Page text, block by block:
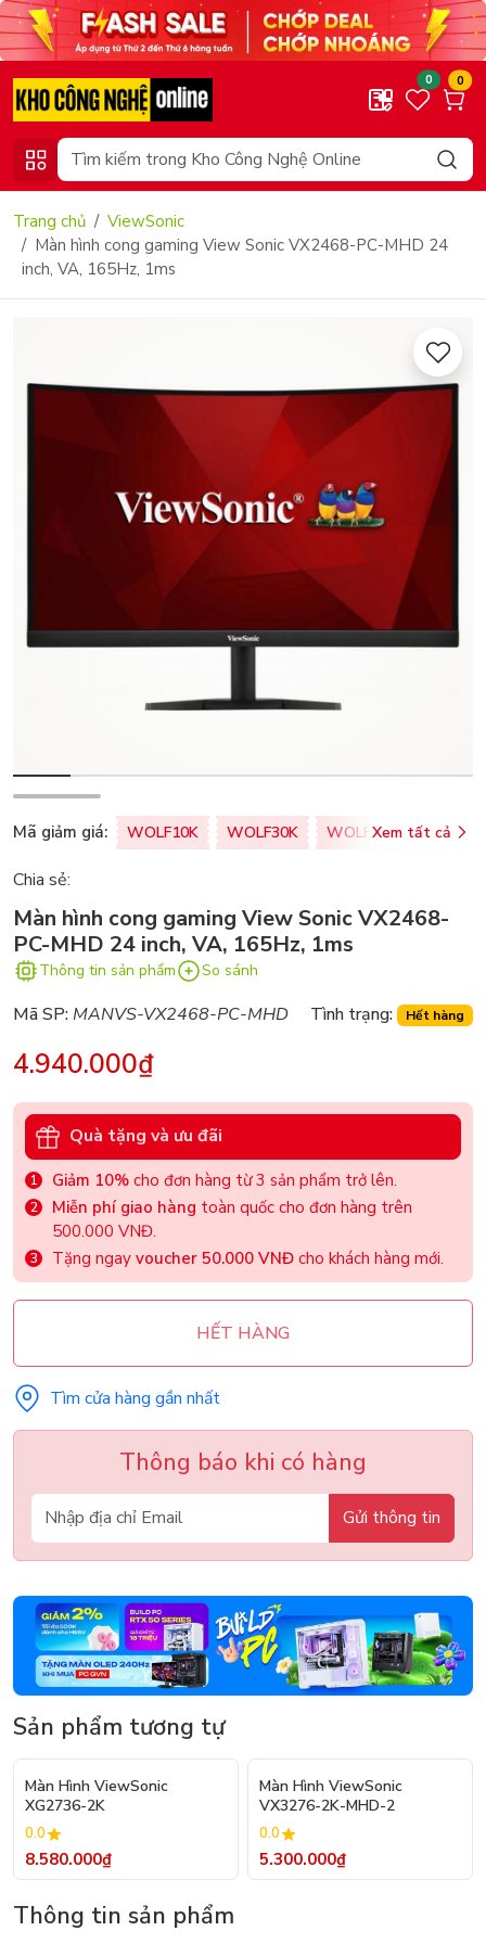
0 0
Trang chủ
ViewSonic
Màn hình cong gaming View Sonic VX2468-PC-MHD 24
inch, VA, 165Hz, 1ms
Mã giảm giá: WOLF10K WOLF30K WOLF50KXem tất cả
Chia sẻ:
Màn hình cong gaming View Sonic VX2468-
PC-MHD 24 inch, VA, 165Hz, 1ms
Thông tin sản phẩm So sánh
Mã SP: MANVS-VX2468-PC-MHD Tình trạng: Hết hàng
4.940.000₫
Quà tặng và ưu đãi
Giảm 10% cho đơn hàng từ 3 sản phẩm trở lên.
Miễn phí giao hàng toàn quốc cho đơn hàng trên
500.000 VNĐ.
Tặng ngay voucher 50.000 VNĐ cho khách hàng mới.
HẾT HÀNG
Tìm cửa hàng gần nhất
Thông báo khi có hàng
Gửi thông tin
Sản phẩm tương tự
Màn Hình ViewSonic
XG2736-2K
0.0
8.580.000₫
Màn Hình ViewSonic
VX3276-2K-MHD-2
0.0
5.300.000₫
Thông tin sản phẩm